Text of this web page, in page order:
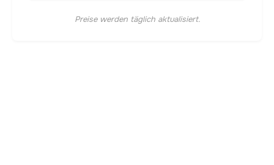
Preise werden täglich aktualisiert.